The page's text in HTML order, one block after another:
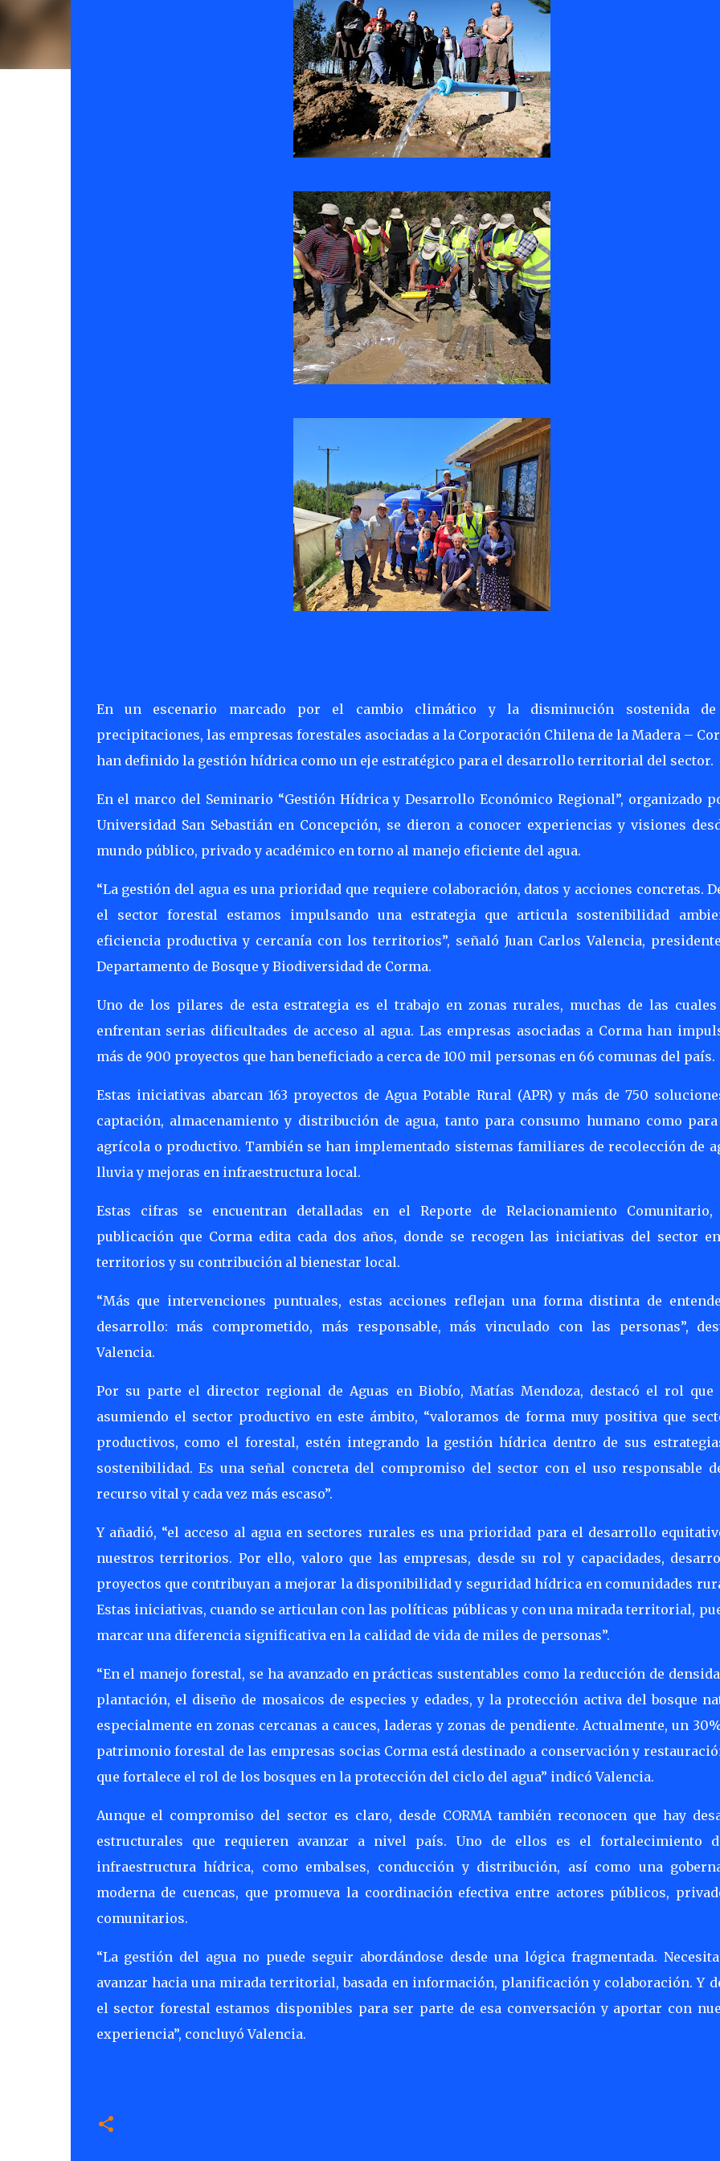
En un escenario marcado por el cambio climático y la disminución sostenida
precipitaciones, las empresas forestales asociadas a la Corporación Chilena de la Madera –
han definido la gestión hídrica como un eje estratégico para el desarrollo territorial del sector.
En el marco del Seminario “Gestión Hídrica y Desarrollo Económico Regional”, organizado
Universidad San Sebastián en Concepción, se dieron a conocer experiencias y visiones
mundo público, privado y académico en torno al manejo eficiente del agua.
“La gestión del agua es una prioridad que requiere colaboración, datos y acciones concretas.
el sector forestal estamos impulsando una estrategia que articula sostenibilidad
eficiencia productiva y cercanía con los territorios”, señaló Juan Carlos Valencia,
Departamento de Bosque y Biodiversidad de Corma.
Uno de los pilares de esta estrategia es el trabajo en zonas rurales, muchas de las cuales
enfrentan serias dificultades de acceso al agua. Las empresas asociadas a Corma han
más de 900 proyectos que han beneficiado a cerca de 100 mil personas en 66 comunas del país.
Estas iniciativas abarcan 163 proyectos de Agua Potable Rural (APR) y más de 750
captación, almacenamiento y distribución de agua, tanto para consumo humano como para
agrícola o productivo. También se han implementado sistemas familiares de recolección de
lluvia y mejoras en infraestructura local.
Estas cifras se encuentran detalladas en el Reporte de Relacionamiento Comunitario,
publicación que Corma edita cada dos años, donde se recogen las iniciativas del sector
territorios y su contribución al bienestar local.
“Más que intervenciones puntuales, estas acciones reflejan una forma distinta de
desarrollo: más comprometido, más responsable, más vinculado con las personas”,
Valencia.
Por su parte el director regional de Aguas en Biobío, Matías Mendoza, destacó el rol que
asumiendo el sector productivo en este ámbito, “valoramos de forma muy positiva que
productivos, como el forestal, estén integrando la gestión hídrica dentro de sus
sostenibilidad. Es una señal concreta del compromiso del sector con el uso responsable
recurso vital y cada vez más escaso”.
Y añadió, “el acceso al agua en sectores rurales es una prioridad para el desarrollo
nuestros territorios. Por ello, valoro que las empresas, desde su rol y capacidades,
proyectos que contribuyan a mejorar la disponibilidad y seguridad hídrica en comunidades
Estas iniciativas, cuando se articulan con las políticas públicas y con una mirada territorial,
marcar una diferencia significativa en la calidad de vida de miles de personas”.
“En el manejo forestal, se ha avanzado en prácticas sustentables como la reducción de
plantación, el diseño de mosaicos de especies y edades, y la protección activa del bosque
especialmente en zonas cercanas a cauces, laderas y zonas de pendiente. Actualmente, un
patrimonio forestal de las empresas socias Corma está destinado a conservación y
que fortalece el rol de los bosques en la protección del ciclo del agua” indicó Valencia.
Aunque el compromiso del sector es claro, desde CORMA también reconocen que hay
estructurales que requieren avanzar a nivel país. Uno de ellos es el fortalecimiento
infraestructura hídrica, como embalses, conducción y distribución, así como una
moderna de cuencas, que promueva la coordinación efectiva entre actores públicos,
comunitarios.
“La gestión del agua no puede seguir abordándose desde una lógica fragmentada.
avanzar hacia una mirada territorial, basada en información, planificación y colaboración. Y
el sector forestal estamos disponibles para ser parte de esa conversación y aportar con
experiencia”, concluyó Valencia.